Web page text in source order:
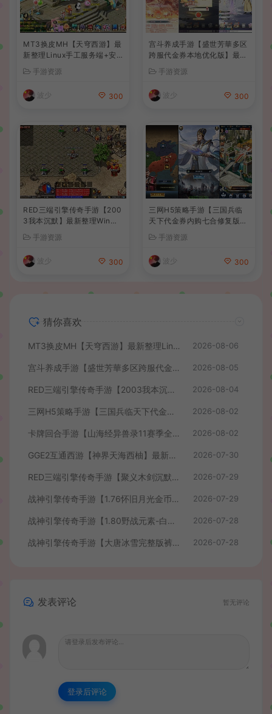
MT3换皮MH【天穹西游】最
新整理Linux手工服务端+安
建教程+全套源码+视频教程
手游资源
波少 300
宫斗养成手游【盛世芳華多区
跨服代金券本地优化版】最新
手工服务端+CDK授权后台
+安卓+详细搭建教程
手游资源
波少 300
RED三端引擎传奇手游【200
3我本沉默】最新整理Win系
服务端+安卓苹果PC三端+详
细搭建教程
手游资源
波少 300
三网H5策略手游【三国兵临
天下代金券内购七合修复版】
最新整理单机一键即玩镜像端
+Linux手工服务端+管理后台
+GM授权后台+简易安卓客户
端+详细搭建教程+视频教程
手游资源
波少 300
猜你喜欢
MT3换皮MH【天穹西游】最新整理Linux手工服务端+安卓苹果双端+GM后台+详细搭建教程+全套源码+视频教程 2026-08-06
宫斗养成手游【盛世芳華多区跨服代金券本地优化版】最新整理单机一键即玩端+Linux手工服务端+CDK授权后台+安卓+详细搭建教程 2026-08-05
RED三端引擎传奇手游【2003我本沉默】最新整理Win系服务端+安卓苹果PC三端+详细搭建教程 2026-08-04
三网H5策略手游【三国兵临天下代金券内购七合修复版】最新整理单机一键即玩镜像端+Linux手工服务端+管理后台+GM授权后台+简易安卓客户端+详细搭建教程+视频教程 2026-08-02
卡牌回合手游【山海经异兽录11赛季全人物代金券内购版】最新整理WIN系服务端+授权GM后台+管理后台+热更修改工具+安卓+详细搭建教程 2026-08-02
GGE2互通西游【神界天海西柚】最新整理Win系服务端+安卓苹果PC三端+内置GM工具+全套源码+详细搭建教程+视频教程 2026-07-30
RED三端引擎传奇手游【聚义木剑沉默高仿嘟嘟沉默】最新整理Win系服务端+安卓苹果PC三端+详细搭建教程 2026-07-29
战神引擎传奇手游【1.76怀旧月光金币版】最新整理Win系复古服务端+安卓苹果双端+GM授权物品后台+详细搭建教程 2026-07-29
战神引擎传奇手游【1.80野战元素-白猪7.2免授权】最新整理Win系特色服务端+安卓+GM授权物品后台+详细搭建教程 2026-07-28
战神引擎传奇手游【大唐冰雪完整版裤衩7.0免授权】最新整理Win系特色服务端+GM授权后台+安卓苹果双端+详细搭建教程 2026-07-28
发表评论 暂无评论
登录后评论